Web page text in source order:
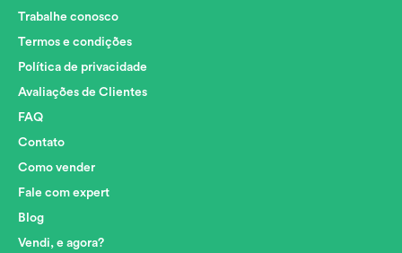
Trabalhe conosco
Termos e condições
Política de privacidade
Avaliações de Clientes
FAQ
Contato
Como vender
Fale com expert
Blog
Vendi, e agora?